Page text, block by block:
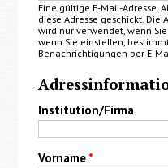
Eine gültige E-Mail-Adresse.
diese Adresse geschickt.
wird nur verwendet, wenn
wenn Sie einstellen,
Benachrichtigungen per E-
Institution/Firma
Vorname *